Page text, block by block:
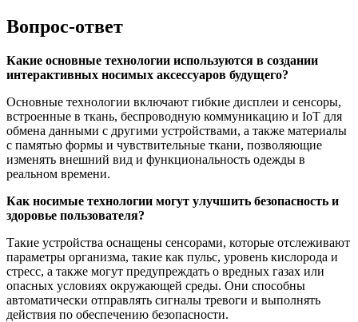
Вопрос-ответ
Какие основные технологии используются в создании
интерактивных носимых аксессуаров будущего?
Основные технологии включают гибкие дисплеи и сенсоры,
встроенные в ткань, беспроводную коммуникацию и IoT для
обмена данными с другими устройствами, а также материалы
с памятью формы и чувствительные ткани, позволяющие
изменять внешний вид и функциональность одежды в
реальном времени.
Как носимые технологии могут улучшить безопасность и
здоровье пользователя?
Такие устройства оснащены сенсорами, которые отслеживают
параметры организма, такие как пульс, уровень кислорода и
стресс, а также могут предупреждать о вредных газах или
опасных условиях окружающей среды. Они способны
автоматически отправлять сигналы тревоги и выполнять
действия по обеспечению безопасности.